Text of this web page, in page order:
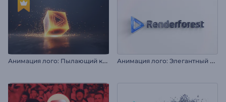
А
нимация лого: Пылающий куб А
нимация лого: Элегантный блеск